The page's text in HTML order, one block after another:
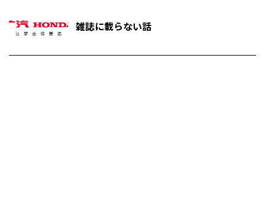
雑誌に載らない話